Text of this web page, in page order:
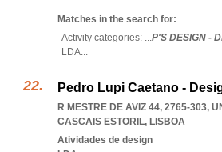
Matches in the search for:
Activity categories: ...P'S DESIGN -
LDA...
Pedro Lupi Caetano -
R MESTRE DE AVIZ 44, 2765-303,
CASCAIS ESTORIL, LISBOA
Atividades de design